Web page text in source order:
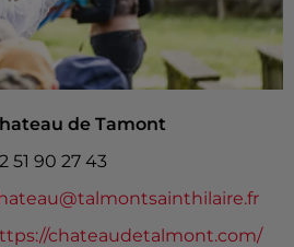
de Tamont
51 90 27 43
chateaudetalmont.com/